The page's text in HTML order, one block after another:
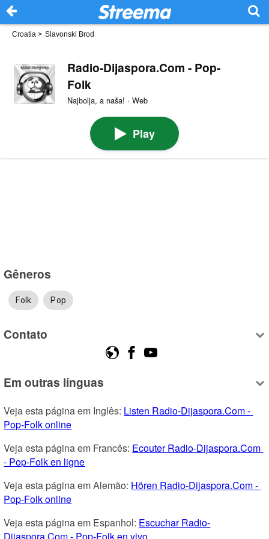
Croatia > Slavonski Brod
Radio-Dijaspora.Com - Pop-
Folk
Najbolja, a naša! · Web
Play
Gêneros
Folk Pop
Contato
Em outras línguas
Veja esta página em Inglês: Listen Radio-Dijaspora.Com -
Pop-Folk online
Veja esta página em Francês: Ecouter Radio-Dijaspora.Com
- Pop-Folk en ligne
Veja esta página em Alemão: Hören Radio-Dijaspora.Com -
Pop-Folk online
Veja esta página em Espanhol: Escuchar Radio-
Dijaspora.Com - Pop-Folk en vivo